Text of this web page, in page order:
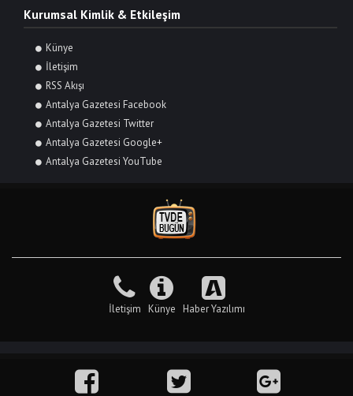
Kurumsal Kimlik & Etkileşim
Künye
İletişim
RSS Akışı
Antalya Gazetesi Facebook
Antalya Gazetesi Twitter
Antalya Gazetesi Google+
Antalya Gazetesi YouTube
İletişim Künye Haber Yazılımı